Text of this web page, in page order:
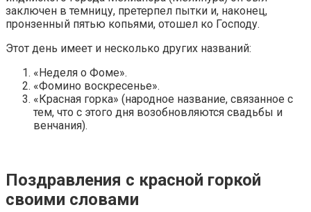
заключен в темницу, претерпел пытки и, наконец,
пронзенный пятью копьями, отошел ко Господу.
Этот день имеет и несколько других названий:
«Неделя о Фоме».
«Фомино воскресенье».
«Красная горка» (народное название, связанное с
тем, что с этого дня возобновляются свадьбы и
венчания).
Поздравления с красной горкой
своими словами